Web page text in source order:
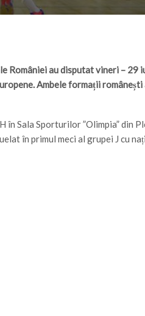
României au disputat vineri – 29
Ambele formații
în Sala Sporturilor ”Olimpia” din
în primul meci al grupei J cu